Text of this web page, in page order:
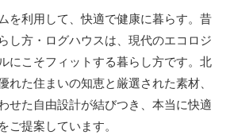
を利用して、快適で健康に暮らす。昔
し方・ログハウスは、現代のエコロジ
にこそフィットする暮らし方です。北
れた住まいの知恵と厳選された素材、
せた自由設計が結びつき、本当に快適
ご提案しています。